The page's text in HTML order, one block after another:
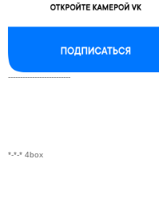
--------------------------
*-*-* 4box